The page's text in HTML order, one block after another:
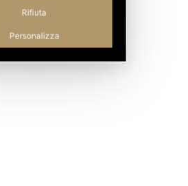
Rifiuta
Personalizza